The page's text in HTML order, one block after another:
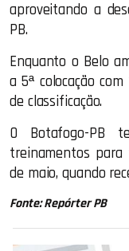
aproveitando a
PB.
Enquanto o Belo
a 5ª colocação
de classificação.
O Botafogo-PB
treinamentos
de maio, quando
Fonte: Repórter PB